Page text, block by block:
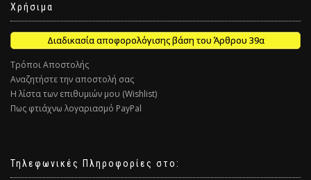
Χρήσιμα
Διαδικασία αποφορολόγισης βάση του Άρθρου 39α
Τρόποι Αποστολής
Αναζητήστε την αποστολή σας
Η λίστα των επιθυμιών μου (Wishlist)
Πως φτιάχνω λογαριασμό PayPal
Τηλεφωνικές Πληροφορίες στο: